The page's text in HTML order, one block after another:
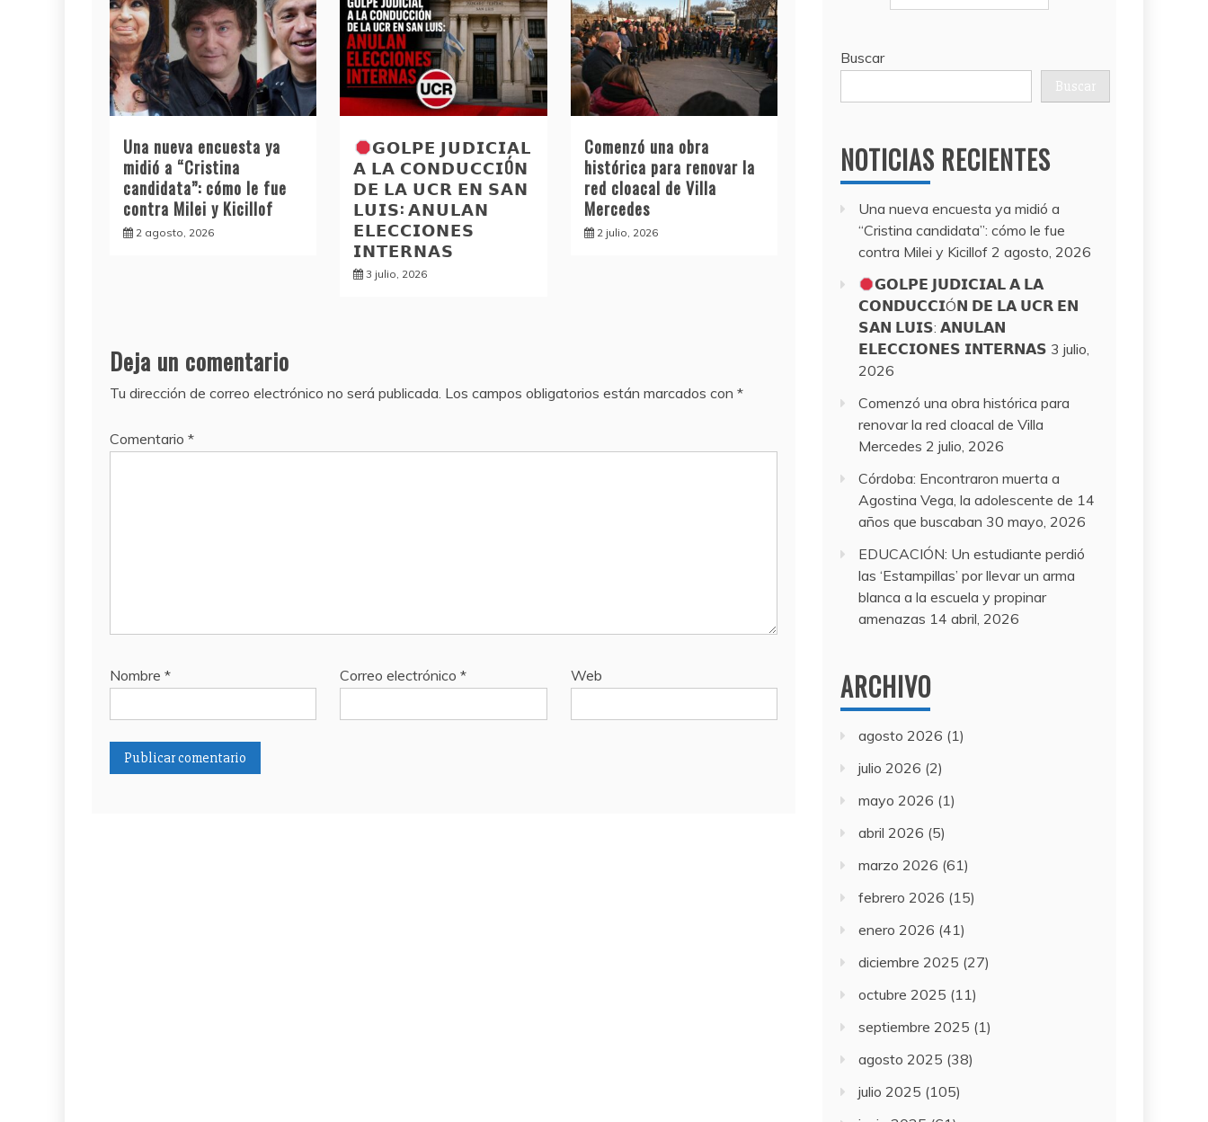
Una nueva encuesta ya
midió a “Cristina
candidata”: cómo le fue
contra Milei y Kicillof
2 agosto, 2026
𝗚𝗢𝗟𝗣𝗘 𝗝𝗨𝗗𝗜𝗖𝗜𝗔𝗟
𝗔 𝗟𝗔 𝗖𝗢𝗡𝗗𝗨𝗖𝗖𝗜Ó𝗡
𝗗𝗘 𝗟𝗔 𝗨𝗖𝗥 𝗘𝗡 𝗦𝗔𝗡
𝗟𝗨𝗜𝗦: 𝗔𝗡𝗨𝗟𝗔𝗡
𝗘𝗟𝗘𝗖𝗖𝗜𝗢𝗡𝗘𝗦
𝗜𝗡𝗧𝗘𝗥𝗡𝗔𝗦
3 julio, 2026
Comenzó una obra
histórica para renovar la
red cloacal de Villa
Mercedes
2 julio, 2026
Deja un comentario
Tu dirección de correo electrónico no será publicada. Los campos obligatorios están marcados con *
Comentario *
Nombre * Correo electrónico* Web
Buscar
Buscar
NOTICIAS RECIENTES
Una nueva encuesta ya midió a
“Cristina candidata”: cómo le fue
contra Milei y Kicillof 2 agosto, 2026
𝗚𝗢𝗟𝗣𝗘 𝗝𝗨𝗗𝗜𝗖𝗜𝗔𝗟 𝗔 𝗟𝗔
𝗖𝗢𝗡𝗗𝗨𝗖𝗖𝗜Ó𝗡 𝗗𝗘 𝗟𝗔 𝗨𝗖𝗥 𝗘𝗡
𝗦𝗔𝗡 𝗟𝗨𝗜𝗦: 𝗔𝗡𝗨𝗟𝗔𝗡
𝗘𝗟𝗘𝗖𝗖𝗜𝗢𝗡𝗘𝗦 𝗜𝗡𝗧𝗘𝗥𝗡𝗔𝗦 3 julio,
2026
Comenzó una obra histórica para
renovar la red cloacal de Villa
Mercedes 2 julio, 2026
Córdoba: Encontraron muerta a
Agostina Vega, la adolescente de 14
años que buscaban 30 mayo, 2026
EDUCACIÓN: Un estudiante perdió
las ‘Estampillas’ por llevar un arma
blanca a la escuela y propinar
amenazas 14 abril, 2026
ARCHIVO
agosto 2026 (1)
julio 2026 (2)
mayo 2026 (1)
abril 2026 (5)
marzo 2026 (61)
febrero 2026 (15)
enero 2026 (41)
diciembre 2025 (27)
octubre 2025 (11)
septiembre 2025 (1)
agosto 2025 (38)
julio 2025 (105)